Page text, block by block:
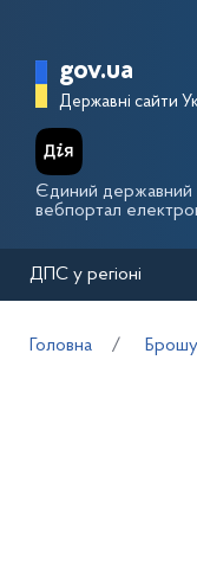
Головна
gov.ua
Державні сайти
Єдиний державний
вебпортал
ДПС у регіоні
Головна